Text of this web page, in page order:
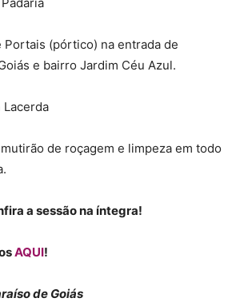
Portais (pórtico) na entrada de
e bairro Jardim Céu Azul.
Lacerda
de roçagem e limpeza em todo
a sessão na íntegra!
AQUI!
de Goiás